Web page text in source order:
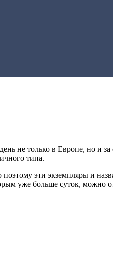
не только в Европе, но и
типа.
поэтому эти экземпляры и
уже больше суток, можно